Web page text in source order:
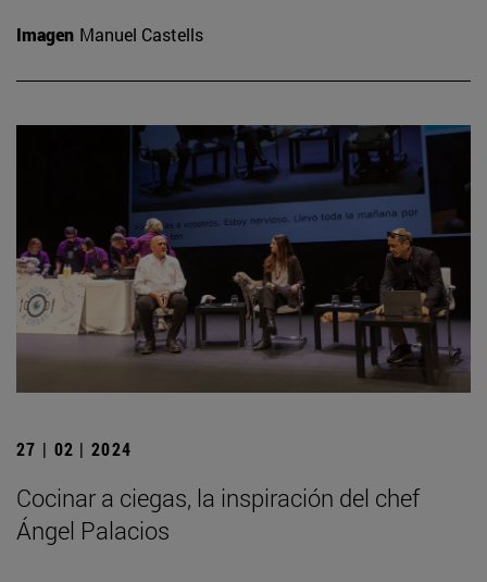
Imagen Manuel Castells
27 | 02 | 2024
Cocinar a ciegas, la inspiración del chef
Ángel Palacios